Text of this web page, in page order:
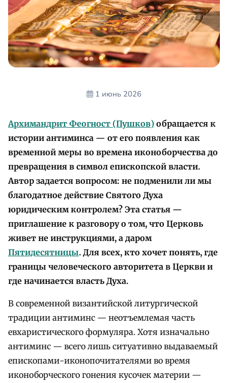
1 июнь 2026
Архимандрит Феогност (Пушков) обращается к
истории антиминса — от его появления как
временной меры во времена иконоборчества до
превращения в символ епископской власти.
Автор задается вопросом: не подменили ли мы
благодатное действие Святого Духа
юридическим контролем? Эта статья —
приглашение к разговору о том, что Церковь
живет не инструкциями, а даром
Пятидесятницы. Для всех, кто хочет понять, где
границы человеческого авторитета в Церкви и
где начинается власть Духа.
В современной византийской литургической
традиции антиминс — неотъемлемая часть
евхаристического формуляра. Хотя изначально
антиминс — всего лишь ситуативно выдаваемый
епископами-иконопочитателями во время
иконоборческого гонения кусочек материи —